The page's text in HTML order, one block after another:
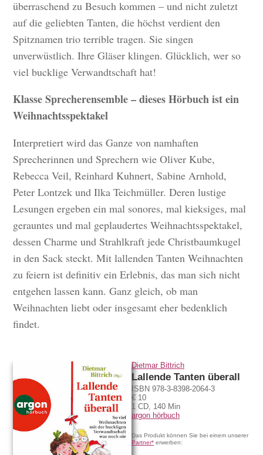
überraschend zu Besuch kommen – und nicht zuletzt
auf die geliebten Tanten, die höchst verdient den
Spitznamen trio terrible tragen. Sie singen
unverwüstlich. Ihre Gläser klingen. Glücklich, wer so
viel bucklige Verwandtschaft hat!
Klasse Sprecherensemble – dieses Hörbuch ist ein
Weihnachtsspektakel
Interpretiert wird das Ganze von namhaften
Sprecherinnen und Sprechern wie Oliver Kube,
Rebecca Veil, Reinhard Kuhnert, Sabine Arnhold,
Peter Lontzek und Ilka Teichmüller. Deren lustige
Lesungen ergeben ein mal sonores, mal kieksiges, mal
gerauntes und mal geplaudertes Weihnachtsspektakel,
dessen Charme und Strahlkraft jede Christbaumkugel
in den Sack steckt. Mit lallenden Tanten Weihnachten
zu feiern ist definitiv ein Erlebnis, das man sich nicht
entgehen lassen kann. Ganz gleich, ob man
Weihnachten liebt oder insgesamt eher bedenklich
findet.
Dietmar Bittrich
Lallende Tanten überall
ISBN 978-3-8398-2064-3
€ 10
1 CD, 140 Min
argon hörbuch
Das Produkt können Sie bei einem unserer
Partner* erwerben: